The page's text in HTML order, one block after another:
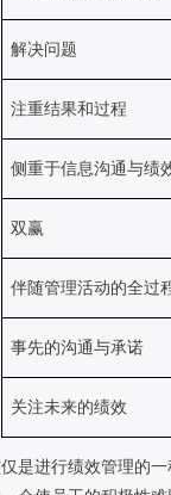
解决问题
注重结果和过程
侧重于信息沟通与绩
双赢
伴随管理活动的全过
事先的沟通与承诺
关注未来的绩效
进行绩效管理的一